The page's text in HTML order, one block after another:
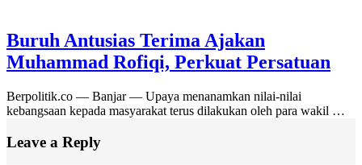
Buruh Antusias Terima Ajakan
Muhammad Rofiqi, Perkuat Persatuan
Berpolitik.co — Banjar — Upaya menanamkan nilai-nilai
kebangsaan kepada masyarakat terus dilakukan oleh para wakil …
Leave a Reply